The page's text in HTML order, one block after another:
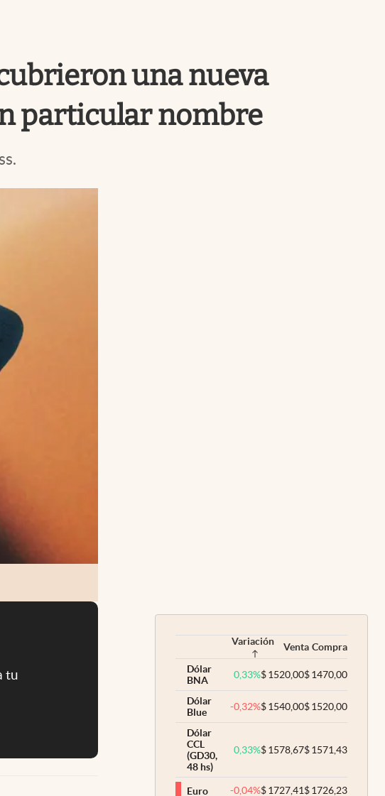
una nueva
particular nombre
tu
Variación Venta Compra
Dólar
BNA
0,33%$1520,00$1470,00
Dólar
Blue
-0,32%$1540,00$1520,00
Dólar
CCL
(GD30,
48 hs)
0,33%$1578,67$1571,43
Euro -0,04%$1727,41$1726,23